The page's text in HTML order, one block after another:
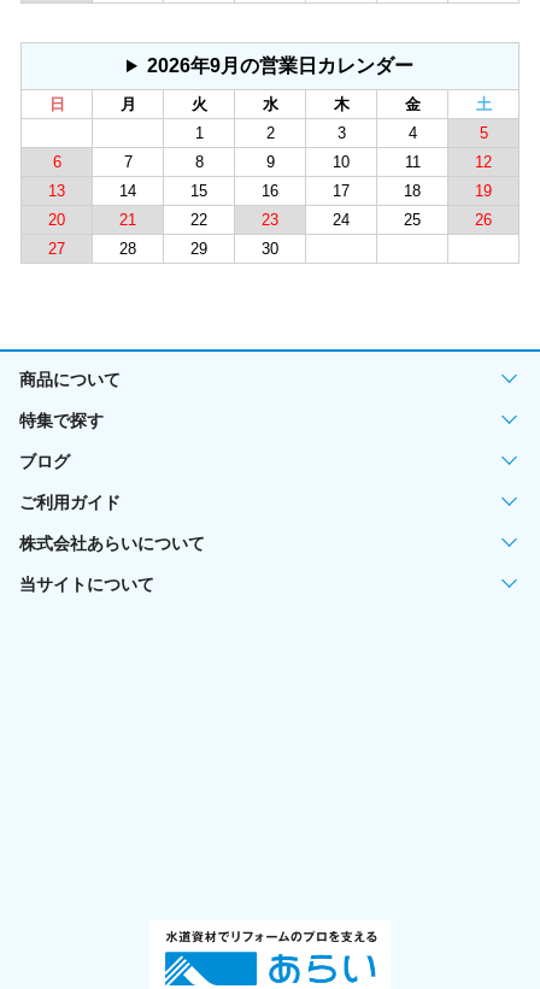
2026年9月の営業日カレンダー
日 月 火 水 木 金
土
1
2 3 4
5
6
7 8 9 10 11
12
13
14 15 16 17 18
19
20
21 22 23 24 25
26
27
28 29 30
商品について
特集で探す
ブログ
ご利用ガイド
株式会社あらいについて
当サイトについて